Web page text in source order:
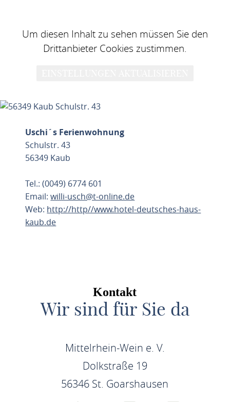
Um diesen Inhalt zu sehen müssen Sie den
Drittanbieter Cookies zustimmen.
Uschi´s Ferienwohnung
Schulstr. 43
56349 Kaub
Tel.: (0049) 6774 601
Email:willi-usch@t-online.de
Web: http://http//www.hotel-deutsches-haus-
kaub.de
Kontakt
Wir sind für Sie da
Mittelrhein-Wein e. V.
Dolkstraße 19
56346 St. Goarshausen